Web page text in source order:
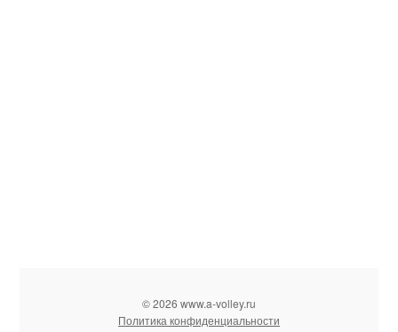
© 2026 www.a-volley.ru
Политика конфиденциальности